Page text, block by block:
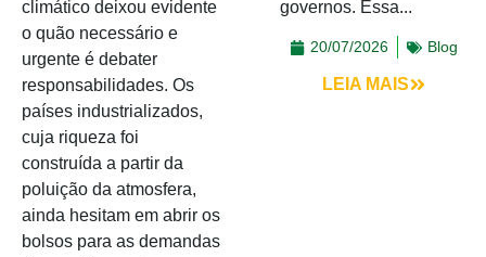
climático deixou evidente
o quão necessário e
urgente é debater
responsabilidades. Os
países industrializados,
cuja riqueza foi
construída a partir da
poluição da atmosfera,
ainda hesitam em abrir os
bolsos para as demandas
governos. Essa...
20/07/2026 Blog
LEIA MAIS